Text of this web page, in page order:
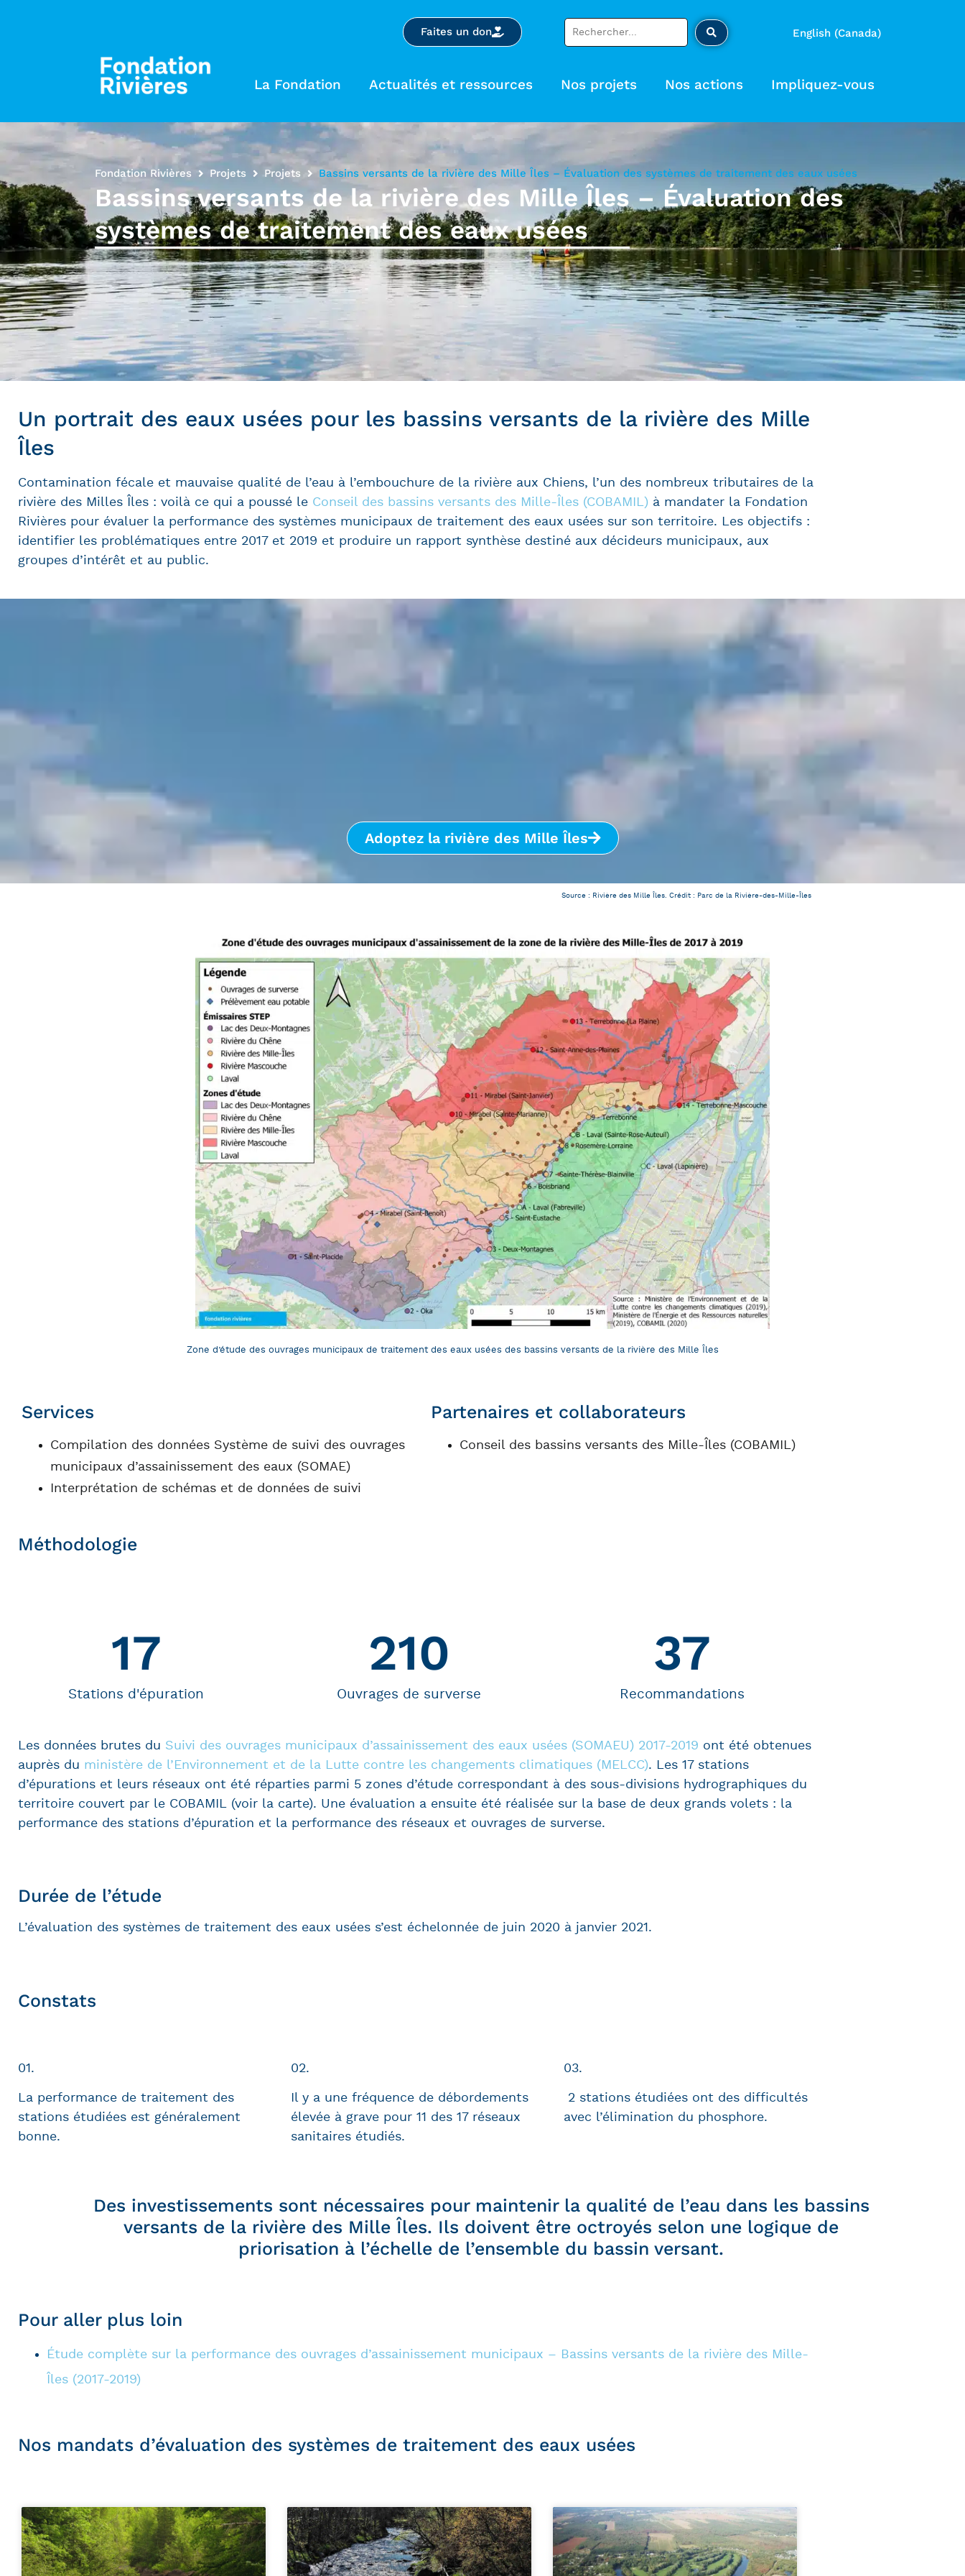
Faites un don English (Canada)
La Fondation Actualités et ressources Nos projets Nos actions Impliquez-vous
Fondation Rivières Projets Projets Bassins versants de la rivière des Mille Îles – Évaluation des systèmes de traitement des eaux usées
Bassins versants de la rivière des Mille Îles – Évaluation des
systèmes de traitement des eaux usées
Un portrait des eaux usées pour les bassins versants de la rivière des Mille
Îles
Contamination fécale et mauvaise qualité de l’eau à l’embouchure de la rivière aux Chiens, l’un des nombreux tributaires de la
rivière des Milles Îles : voilà ce qui a poussé le Conseil des bassins versants des Mille-Îles (COBAMIL) à mandater la Fondation
Rivières pour évaluer la performance des systèmes municipaux de traitement des eaux usées sur son territoire. Les objectifs :
identifier les problématiques entre 2017 et 2019 et produire un rapport synthèse destiné aux décideurs municipaux, aux
groupes d’intérêt et au public.
Adoptez la rivière des Mille Îles
Source : Rivière des Mille Îles. Crédit : Parc de la Rivière-des-Mille-Îles
Zone d’étude des ouvrages municipaux de traitement des eaux usées des bassins versants de la rivière des Mille Îles
Services
Compilation des données Système de suivi des ouvrages
municipaux d’assainissement des eaux (SOMAE)
Interprétation de schémas et de données de suivi
Partenaires et collaborateurs
Conseil des bassins versants des Mille-Îles (COBAMIL)
Méthodologie
Stations d'épuration
17
Ouvrages de surverse
210
Recommandations
37
Les données brutes du Suivi des ouvrages municipaux d’assainissement des eaux usées (SOMAEU) 2017-2019 ont été obtenues
auprès du ministère de l’Environnement et de la Lutte contre les changements climatiques (MELCC). Les 17 stations
d’épurations et leurs réseaux ont été réparties parmi 5 zones d’étude correspondant à des sous-divisions hydrographiques du
territoire couvert par le COBAMIL (voir la carte). Une évaluation a ensuite été réalisée sur la base de deux grands volets : la
performance des stations d’épuration et la performance des réseaux et ouvrages de surverse.
Durée de l’étude
L’évaluation des systèmes de traitement des eaux usées s’est échelonnée de juin 2020 à janvier 2021.
Constats
01.
La performance de traitement des
stations étudiées est généralement
bonne.
02.
Il y a une fréquence de débordements
élevée à grave pour 11 des 17 réseaux
sanitaires étudiés.
03.
2 stations étudiées ont des difficultés
avec l’élimination du phosphore.
Des investissements sont nécessaires pour maintenir la qualité de l’eau dans les bassins
versants de la rivière des Mille Îles. Ils doivent être octroyés selon une logique de
priorisation à l’échelle de l’ensemble du bassin versant.
Pour aller plus loin
Étude complète sur la performance des ouvrages d’assainissement municipaux – Bassins versants de la rivière des Mille-
Îles (2017-2019)
Nos mandats d’évaluation des systèmes de traitement des eaux usées